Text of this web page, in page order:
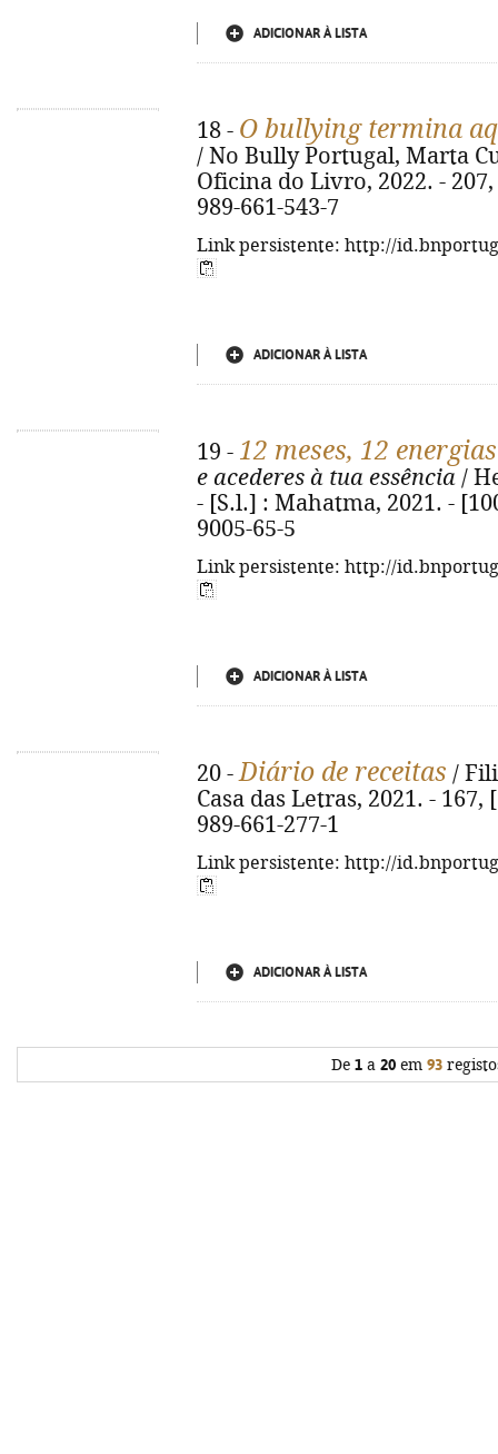
ADICIONAR À LISTA
18 - O bullying termina
/ No Bully Portugal, Marta
Oficina do Livro, 2022. -
989-661-543-7
Link persistente: http://
ADICIONAR À LISTA
19 - 12 meses, 12 energias
e acederes à tua essência /
- [S.l.] : Mahatma, 2021. -
9005-65-5
Link persistente: http://
ADICIONAR À LISTA
20 -Diário de receitas /
Casa das Letras, 2021. -
989-661-277-1
Link persistente: http://
ADICIONAR À LISTA
De 1a 20em 93